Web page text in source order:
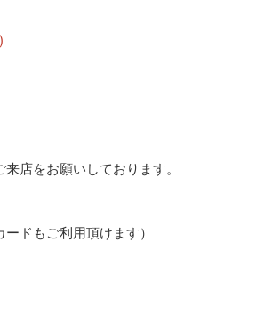
店をお願いしております。
ードもご利用頂けます）